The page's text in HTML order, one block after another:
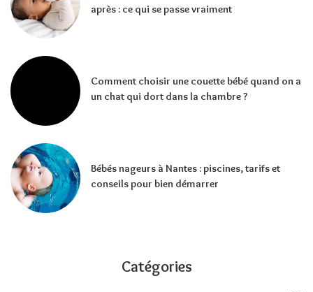
après : ce qui se passe vraiment
Comment choisir une couette bébé quand on a
un chat qui dort dans la chambre ?
Bébés nageurs à Nantes : piscines, tarifs et
conseils pour bien démarrer
Catégories